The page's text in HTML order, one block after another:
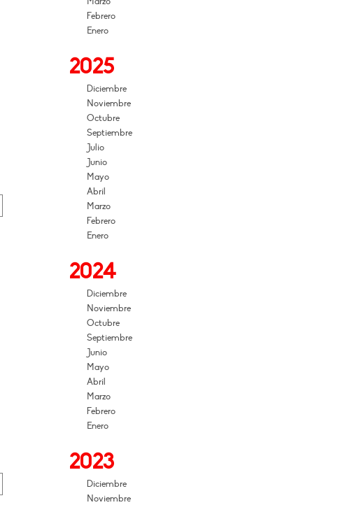
Febrero
Enero
2025
Diciembre
Noviembre
Octubre
Septiembre
Julio
Junio
Mayo
Abril
Marzo
Febrero
Enero
2024
Diciembre
Noviembre
Octubre
Septiembre
Junio
Mayo
Abril
Marzo
Febrero
Enero
2023
Diciembre
Noviembre